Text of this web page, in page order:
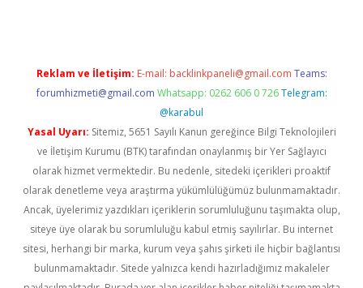
Reklam ve İletişim: E-mail: backlinkpaneli@gmail.com Teams:
forumhizmeti@gmail.com Whatsapp: 0262 606 0 726 Telegram:
@karabul
Yasal Uyarı: Sitemiz, 5651 Sayılı Kanun gereğince Bilgi Teknolojileri
ve İletişim Kurumu (BTK) tarafından onaylanmış bir Yer Sağlayıcı
olarak hizmet vermektedir. Bu nedenle, sitedeki içerikleri proaktif
olarak denetleme veya araştırma yükümlülüğümüz bulunmamaktadır.
Ancak, üyelerimiz yazdıkları içeriklerin sorumluluğunu taşımakta olup,
siteye üye olarak bu sorumluluğu kabul etmiş sayılırlar. Bu internet
sitesi, herhangi bir marka, kurum veya şahıs şirketi ile hiçbir bağlantısı
bulunmamaktadır. Sitede yalnızca kendi hazırladığımız makaleler